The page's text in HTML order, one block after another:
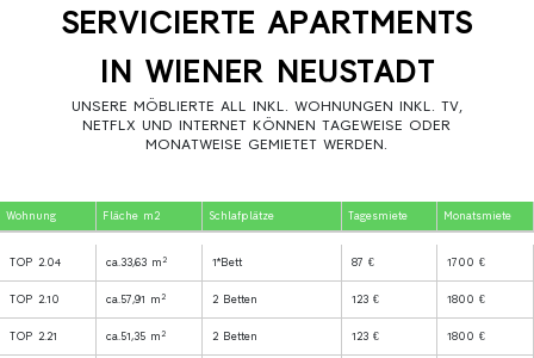
SERVICIERTE APARTMENTS
IN WIENER NEUSTADT
UNSERE MÖBLIERTE ALL INKL. WOHNUNGEN INKL. TV,
NETFLX UND INTERNET KÖNNEN TAGEWEISE ODER
MONATWEISE GEMIETET WERDEN.
Wohnung Fläche m2 Schlafplätze Tagesmiete Monatsmiete
TOP 2.04 ca.33,63 m 2 1*Bett 87 € 1700 €
TOP 2.10 ca.57,91 m 2 2 Betten 123 € 1800 €
TOP 2.21 ca.51,35 m 2 2 Betten 123 € 1800 €